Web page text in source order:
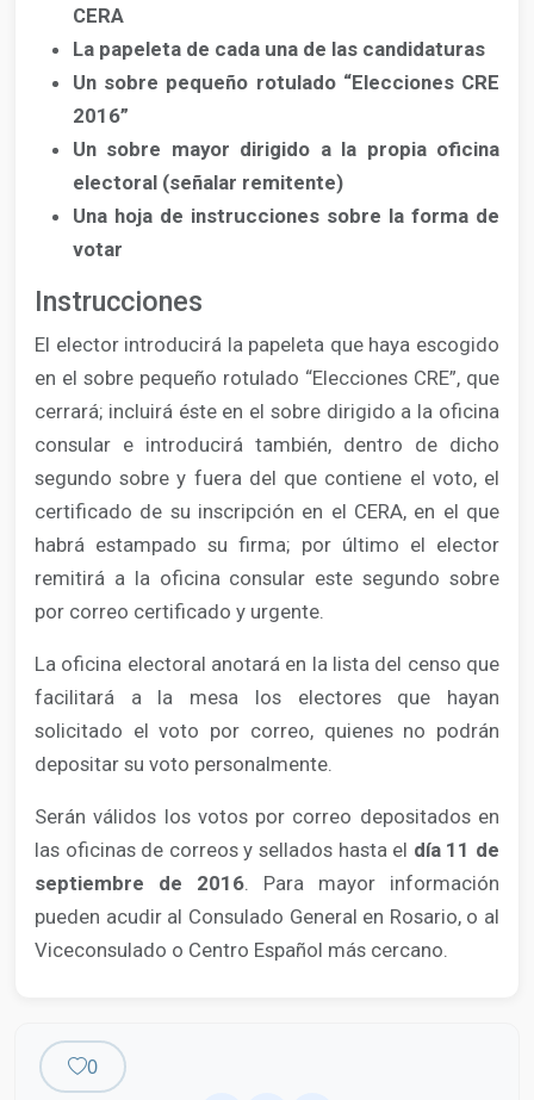
CERA
La papeleta de cada una de las candidaturas
Un sobre pequeño rotulado “Elecciones CRE
2016”
Un sobre mayor dirigido a la propia oficina
electoral (señalar remitente)
Una hoja de instrucciones sobre la forma de
votar
Instrucciones
El elector introducirá la papeleta que haya escogido
en el sobre pequeño rotulado “Elecciones CRE”, que
cerrará; incluirá éste en el sobre dirigido a la oficina
consular e introducirá también, dentro de dicho
segundo sobre y fuera del que contiene el voto, el
certificado de su inscripción en el CERA, en el que
habrá estampado su firma; por último el elector
remitirá a la oficina consular este segundo sobre
por correo certificado y urgente.
La oficina electoral anotará en la lista del censo que
facilitará a la mesa los electores que hayan
solicitado el voto por correo, quienes no podrán
depositar su voto personalmente.
Serán válidos los votos por correo depositados en
las oficinas de correos y sellados hasta el día 11 de
septiembre de 2016. Para mayor información
pueden acudir al Consulado General en Rosario, o al
Viceconsulado o Centro Español más cercano.
0